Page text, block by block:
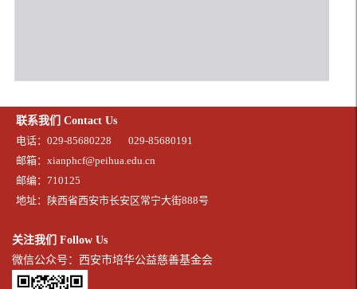
联系我们 Contact Us
电话：029-85680228
029-85680191
邮箱：xianphcf@peihua.edu.cn
邮编：710125
地址：陕西省西安市长安区常宁大街888号
关注我们 Follow Us
微信公众号：西安市培华公益慈善基金会